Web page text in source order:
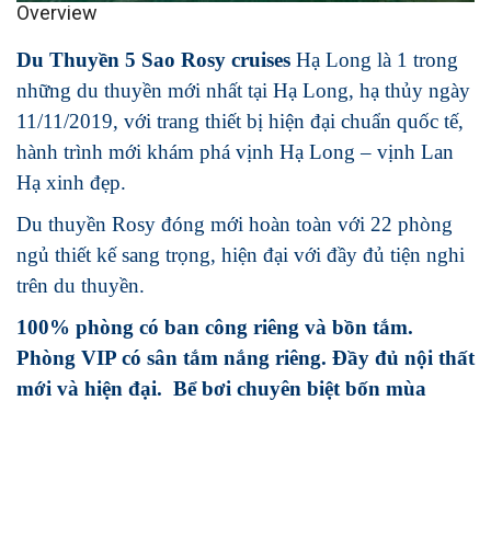
Overview
Du Thuyền 5 Sao Rosy cruises Hạ Long là 1 trong
những du thuyền mới nhất tại Hạ Long, hạ thủy ngày
11/11/2019, với trang thiết bị hiện đại chuẩn quốc tế,
hành trình mới khám phá vịnh Hạ Long – vịnh Lan
Hạ xinh đẹp.
Du thuyền Rosy đóng mới hoàn toàn với 22 phòng
ngủ thiết kế sang trọng, hiện đại với đầy đủ tiện nghi
trên du thuyền.
100% phòng có ban công riêng và bồn tắm.
Phòng VIP có sân tắm nắng riêng. Đầy đủ nội thất
mới và hiện đại. Bể bơi chuyên biệt bốn mùa